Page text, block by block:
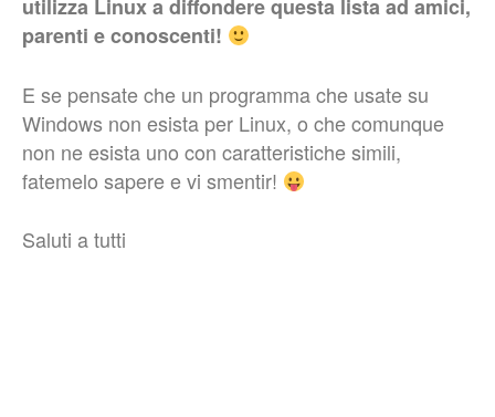
utilizza Linux a diffondere questa lista ad amici,
parenti e conoscenti!
E se pensate che un programma che usate su
Windows non esista per Linux, o che comunque
non ne esista uno con caratteristiche simili,
fatemelo sapere e vi smentir!
Saluti a tutti